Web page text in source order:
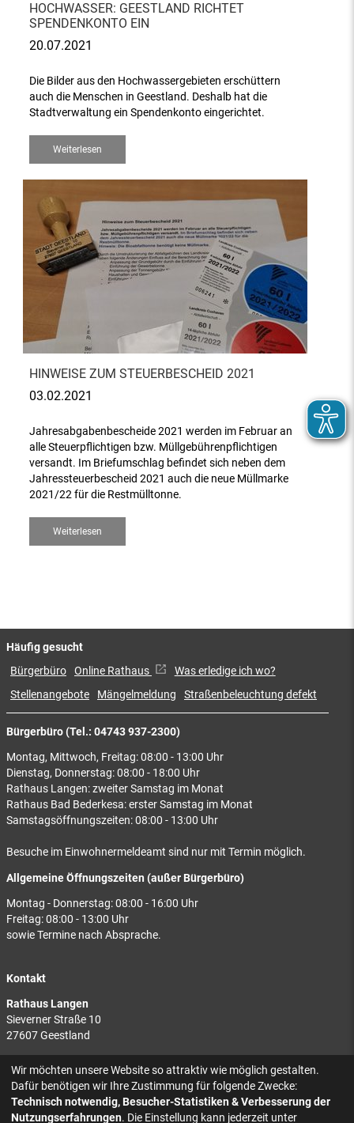
HOCHWASSER: GEESTLAND RICHTET
SPENDENKONTO EIN
20.07.2021
Die Bilder aus den Hochwassergebieten erschüttern
auch die Menschen in Geestland. Deshalb hat die
Stadtverwaltung ein Spendenkonto eingerichtet.
Weiterlesen
HINWEISE ZUM STEUERBESCHEID 2021
03.02.2021
Jahresabgabenbescheide 2021 werden im Februar an
alle Steuerpflichtigen bzw. Müllgebührenpflichtigen
versandt. Im Briefumschlag befindet sich neben dem
Jahressteuerbescheid 2021 auch die neue Müllmarke
2021/22 für die Restmülltonne.
Weiterlesen
Bürgerbüro (Tel.: 04743 937-2300)
Montag, Mittwoch, Freitag: 08:00 - 13:00 Uhr
Dienstag, Donnerstag: 08:00 - 18:00 Uhr
Rathaus Langen: zweiter Samstag im Monat
Rathaus Bad Bederkesa: erster Samstag im Monat
Samstagsöffnungszeiten: 08:00 - 13:00 Uhr
Besuche im Einwohnermeldeamt sind nur mit Termin möglich.
Allgemeine Öffnungszeiten (außer Bürgerbüro)
Montag - Donnerstag: 08:00 - 16:00 Uhr
Freitag: 08:00 - 13:00 Uhr
sowie Termine nach Absprache.
Kontakt
Rathaus Langen
Sieverner Straße 10
27607 Geestland
Rathaus Bad Bederkesa
Am Markt 8
27624 Geestland
Häufig gesucht
Bürgerbüro Online Rathaus
Was erledige ich wo?
Stellenangebote
Mängelmeldung Straßenbeleuchtung defekt
Wir möchten unsere Website so attraktiv wie möglich gestalten.
Dafür benötigen wir Ihre Zustimmung für folgende Zwecke:
Technisch notwendig, Besucher-Statistiken & Verbesserung der
Nutzungserfahrungen. Die Einstellung kann jederzeit unter